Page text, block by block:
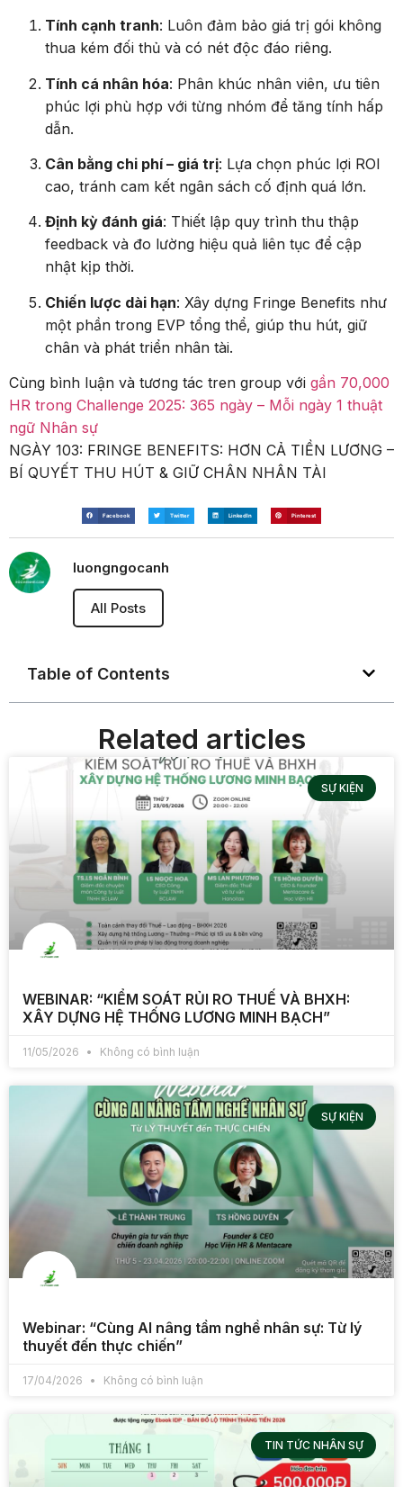
Tính cạnh tranh: Luôn đảm bảo giá trị gói không
thua kém đối thủ và có nét độc đáo riêng.
Tính cá nhân hóa: Phân khúc nhân viên, ưu tiên
phúc lợi phù hợp với từng nhóm để tăng tính hấp
dẫn.
Cân bằng chi phí – giá trị: Lựa chọn phúc lợi ROI
cao, tránh cam kết ngân sách cố định quá lớn.
Định kỳ đánh giá: Thiết lập quy trình thu thập
feedback và đo lường hiệu quả liên tục để cập
nhật kịp thời.
Chiến lược dài hạn: Xây dựng Fringe Benefits như
một phần trong EVP tổng thể, giúp thu hút, giữ
chân và phát triển nhân tài.
Cùng bình luận và tương tác tren group với gần 70,000
HR trong Challenge 2025: 365 ngày – Mỗi ngày 1 thuật
ngữ Nhân sự
NGÀY 103: FRINGE BENEFITS: HƠN CẢ TIỀN LƯƠNG –
BÍ QUYẾT THU HÚT & GIỮ CHÂN NHÂN TÀI
Facebook Twitter LinkedIn Pinterest
luongngocanh
All Posts
Table of Contents
Related articles
SỰ KIỆN
WEBINAR: “KIỂM SOÁT RỦI RO THUẾ VÀ BHXH:
XÂY DỰNG HỆ THỐNG LƯƠNG MINH BẠCH”
11/05/2026 Không có bình luận
SỰ KIỆN
Webinar: “Cùng AI nâng tầm nghề nhân sự: Từ lý
thuyết đến thực chiến”
17/04/2026 Không có bình luận
TIN TỨC NHÂN SỰ